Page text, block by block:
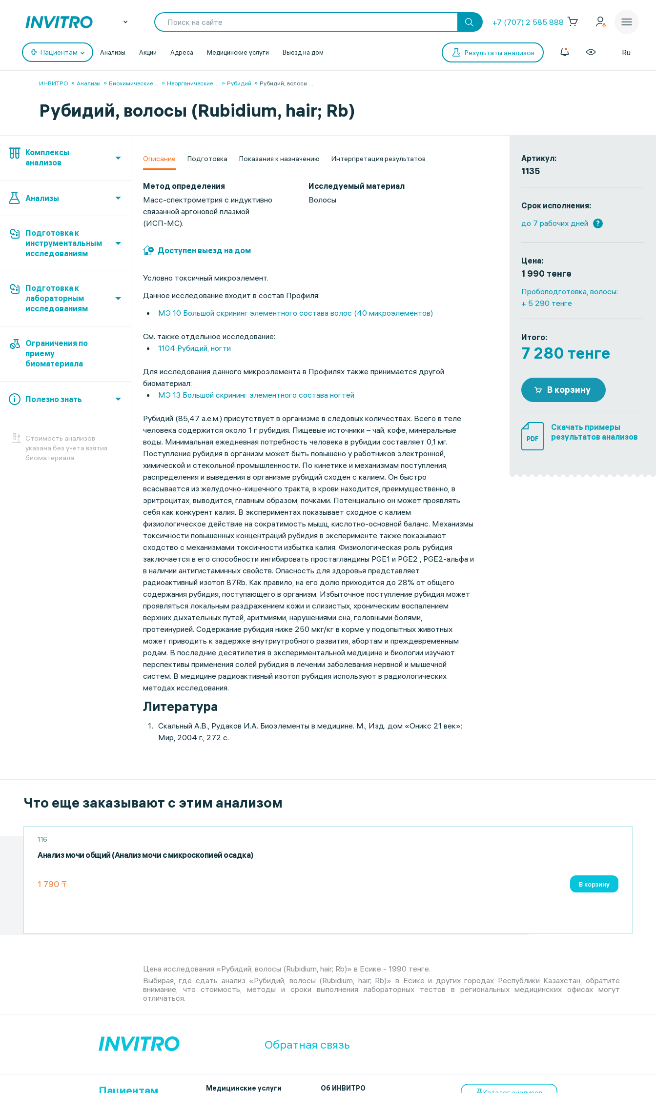
+7 (707) 2 585 888
Пациентам Анализы Акции Адреса Медицинские услуги Выезд на дом Результаты анализов Ru
ИНВИТРО Анализы Биохимические ... Неорганические ... Рубидий Рубидий, волосы ...
Рубидий, волосы (Rubidium, hair; Rb)
Комплексы
анализов
Анализы
Подготовка к
инструментальным
исследованиям
Подготовка к
лабораторным
исследованиям
Ограничения по
приему
биоматериала
Полезно знать
Cтоимость анализов
указана без учета взятия
биоматериала
Артикул:
1135
Срок исполнения:
до 7 рабочих дней
?
Цена:
1 990 тенге
Пробоподготовка, волосы:
+ 5 290 тенге
Итого:
7 280 тенге
В корзину
PDF
Скачать примеры
результатов анализов
Описание Подготовка Показания к назначению Интерпретация результатов
Метод определения
Масс-спектрометрия с индуктивно
связанной аргоновой плазмой
(ИСП-МС).
Исследуемый материал
Волосы
Доступен выезд на дом
Условно токсичный микроэлемент.
Данное исследование входит в состав Профиля:
МЭ 10 Большой скрининг элементного состава волос (40 микроэлементов)
См. также отдельное исследование:
1104 Рубидий, ногти
Для исследования данного микроэлемента в Профилях также принимается другой
биоматериал:
МЭ 13 Большой скрининг элементного состава ногтей
Рубидий (85,47 а.е.м.) присутствует в организме в следовых количествах. Всего в теле
человека содержится около 1 г рубидия. Пищевые источники – чай, кофе, минеральные
воды. Минимальная ежедневная потребность человека в рубидии составляет 0,1 мг.
Поступление рубидия в организм может быть повышено у работников электронной,
химической и стекольной промышленности. По кинетике и механизмам поступления,
распределения и выведения в организме рубидий сходен с калием. Он быстро
всасывается из желудочно-кишечного тракта, в крови находится, преимущественно, в
эритроцитах, выводится, главным образом, почками. Потенциально он может проявлять
себя как конкурент калия. В экспериментах показывает сходное с калием
физиологическое действие на сократимость мышц, кислотно-основной баланс. Механизмы
токсичности повышенных концентраций рубидия в эксперименте также показывают
сходство с механизмами токсичности избытка калия. Физиологическая роль рубидия
заключается в его способности ингибировать простагландины PGE1 и PGE2 , PGE2-альфа и
в наличии антигистаминных свойств. Опасность для здоровья представляет
радиоактивный изотоп 87Rb. Как правило, на его долю приходится до 28% от общего
содержания рубидия, поступающего в организм. Избыточное поступление рубидия может
проявляться локальным раздражением кожи и слизистых, хроническим воспалением
верхних дыхательных путей, аритмиями, нарушениями сна, головными болями,
протеинурией. Содержание рубидия ниже 250 мкг/кг в корме у подопытных животных
может приводить к задержке внутриутробного развития, абортам и преждевременным
родам. В последние десятилетия в экспериментальной медицине и биологии изучают
перспективы применения солей рубидия в лечении заболевания нервной и мышечной
систем. В медицине радиоактивный изотоп рубидия используют в радиологических
методах исследования.
Литература
Скальный А.В., Рудаков И.А. Биоэлементы в медицине. М., Изд. дом «Оникс 21 век»:
Мир, 2004 г., 272 с.
Что еще заказывают с этим анализом
116
Анализ мочи общий (Анализ мочи с микроскопией осадка)
1 790 ₸ В корзину
Цена исследования «Рубидий, волосы (Rubidium, hair; Rb)» в Есике - 1990 тенге.
Выбирая, где сдать анализ «Рубидий, волосы (Rubidium, hair; Rb)» в Есике и других городах Республики Казахстан, обратите
внимание, что стоимость, методы и сроки выполнения лабораторных тестов в региональных медицинских офисах могут
отличаться.
Обратная связь
Медицинские услуги Об ИНВИТРО